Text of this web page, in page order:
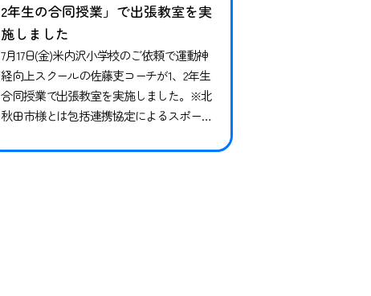
2年生の合同授業」で出張教室を実
施しました
7月17日(金)米内沢小学校のご依頼で運動神
経向上スクールの佐藤吏コーチが1、2年生
合同授業で出張教室を実施しました。※北
秋田市様とは包括連携協定によるスポーツ
はじめ北秋田市内の団体様を対象に講師派